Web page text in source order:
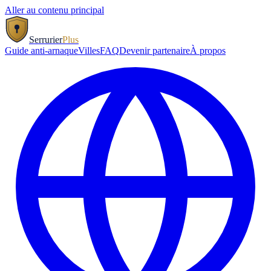
Aller au contenu principal
SerrurierPlus
Guide anti-arnaqueVillesFAQDevenir partenaireÀ propos